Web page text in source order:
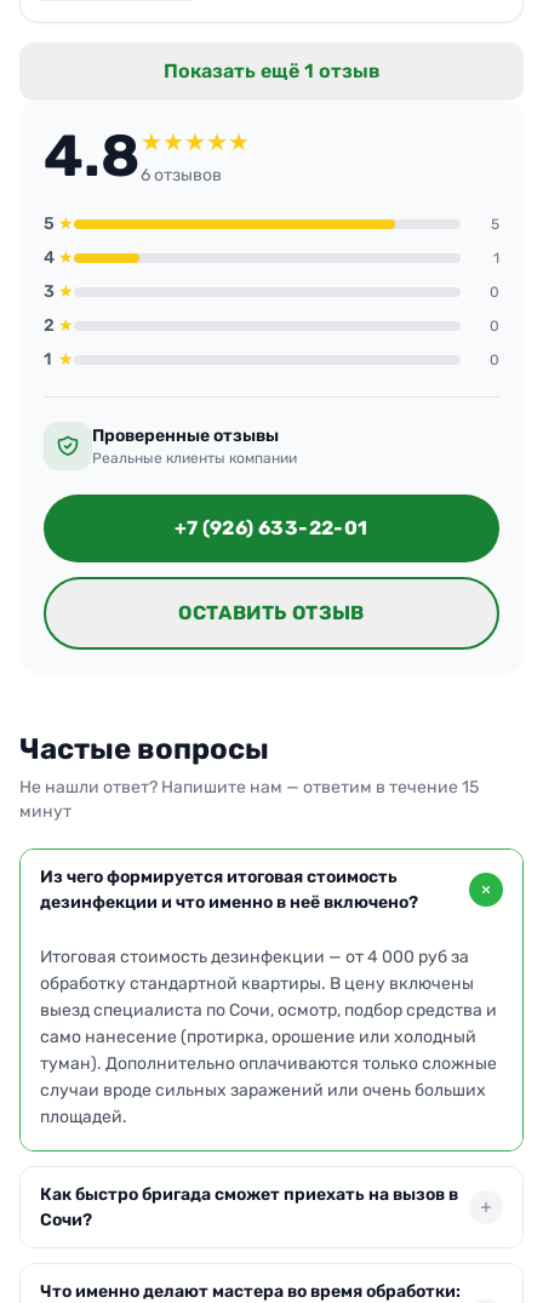
проветрили — и ни одного насекомого, можно
Показать ещё 1 отзыв
4.8★★★★★
6 отзывов
5 ★ 5
4 ★ 1
3 ★ 0
2 ★ 0
1 ★ 0
Проверенные отзывы
Реальные клиенты компании
+7 (926) 633-22-01
ОСТАВИТЬ ОТЗЫВ
Частые вопросы
Не нашли ответ? Напишите нам — ответим в течение 15
минут
Из чего формируется итоговая стоимость
дезинфекции и что именно в неё включено?
Итоговая стоимость дезинфекции — от 4 000 руб за
обработку стандартной квартиры. В цену включены
выезд специалиста по Сочи, осмотр, подбор средства и
само нанесение (протирка, орошение или холодный
туман). Дополнительно оплачиваются только сложные
случаи вроде сильных заражений или очень больших
площадей.
Как быстро бригада сможет приехать на вызов в
Сочи?
Что именно делают мастера во время обработки: